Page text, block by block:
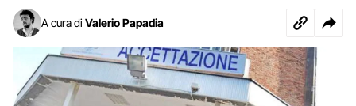
A cura di Valerio Papadia